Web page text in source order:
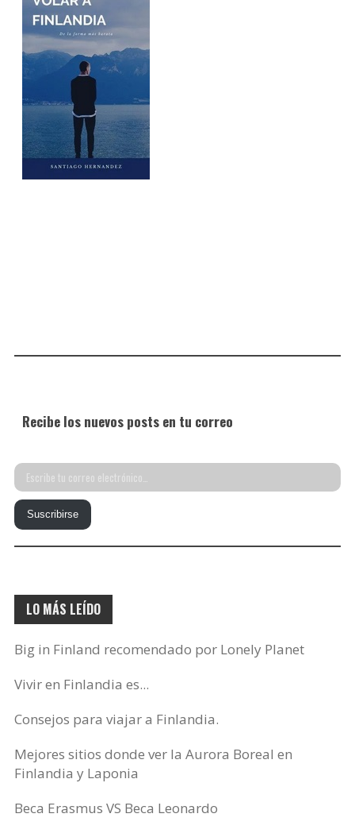
Recibe los nuevos posts en tu correo
Escribe
tu
correo
electrónico…
Suscribirse
LO MÁS LEÍDO
Big in Finland recomendado por Lonely Planet
Vivir en Finlandia es...
Consejos para viajar a Finlandia.
Mejores sitios donde ver la Aurora Boreal en
Finlandia y Laponia
Beca Erasmus VS Beca Leonardo